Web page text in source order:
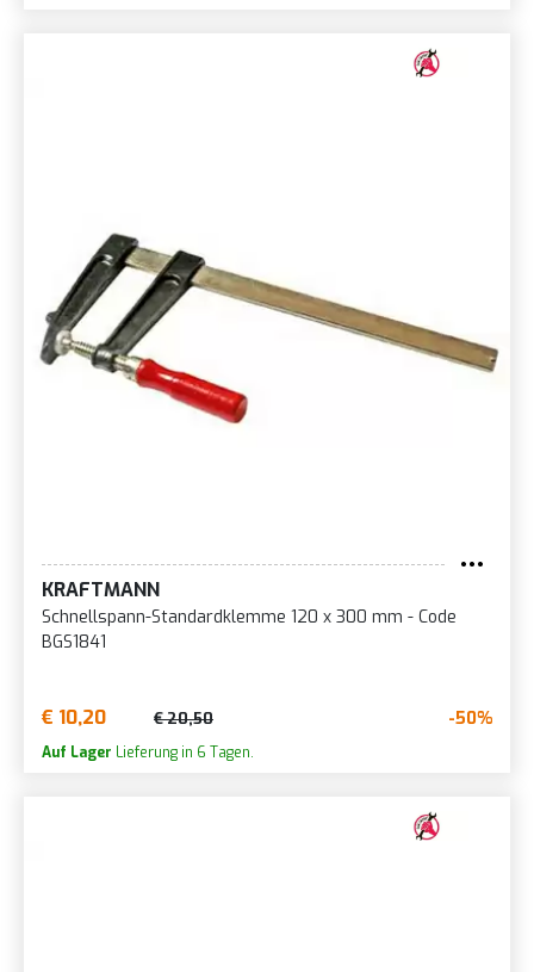
KRAFTMANN
Schnellspann-Standardklemme 120 x 300 mm - Code
BGS1841
€ 10,20 € 20,50 -50%
Auf Lager Lieferung in 6 Tagen.